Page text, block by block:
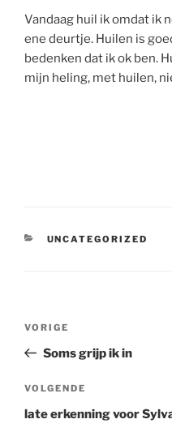
Vandaag huil ik omdat ik
ene deurtje. Huilen is
bedenken dat ik ok ben.
mijn heling, met huilen,
CATEGORIEËN
UNCATEGORIZED
Vorig
bericht
VORIGE
Soms grijp ik in
Volgend
bericht
VOLGENDE
late erkenning voor